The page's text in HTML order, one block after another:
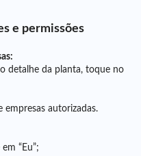
e permissões
detalhe da planta, toque no
empresas autorizadas.
“Eu”;